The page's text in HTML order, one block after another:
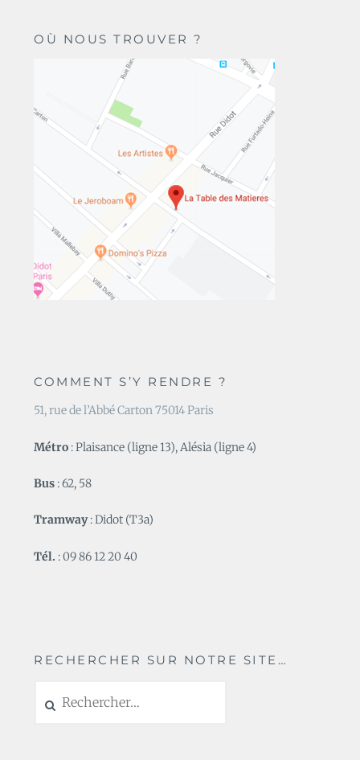
OÙ NOUS TROUVER ?
COMMENT S’Y RENDRE ?
51, rue de l’Abbé Carton 75014 Paris
Métro : Plaisance (ligne 13), Alésia (ligne 4)
Bus : 62, 58
Tramway: Didot (T3a)
Tél. : 09 86 12 20 40
RECHERCHER SUR NOTRE SITE…